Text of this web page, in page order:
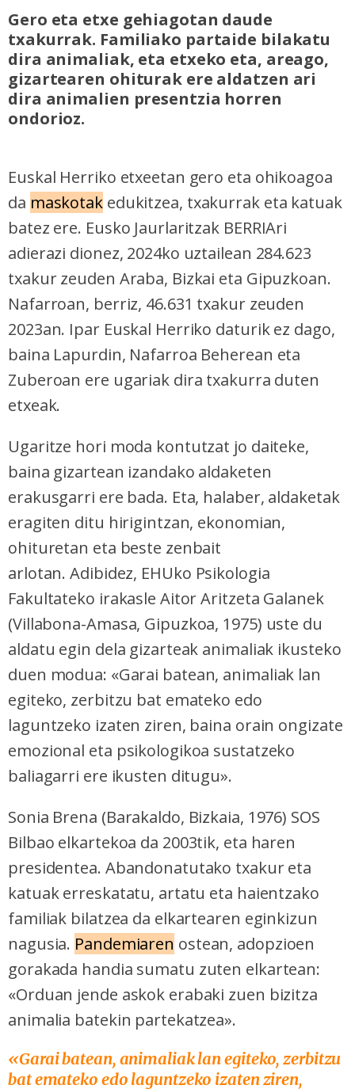
Gero eta etxe gehiagotan daude
txakurrak. Familiako partaide bilakatu
dira animaliak, eta etxeko eta, areago,
gizartearen ohiturak ere aldatzen ari
dira animalien presentzia horren
ondorioz.
Euskal Herriko etxeetan gero eta ohikoagoa
da maskotakedukitzea, txakurrak eta katuak
batez ere. Eusko Jaurlaritzak BERRIAri
adierazi dionez, 2024ko uztailean 284.623
txakur zeuden Araba, Bizkai eta Gipuzkoan.
Nafarroan, berriz, 46.631 txakur zeuden
2023an. Ipar Euskal Herriko daturik ez dago,
baina Lapurdin, Nafarroa Beherean eta
Zuberoan ere ugariak dira txakurra duten
etxeak.
Ugaritze hori moda kontutzat jo daiteke,
baina gizartean izandako aldaketen
erakusgarri ere bada. Eta, halaber, aldaketak
eragiten ditu hirigintzan, ekonomian,
ohituretan eta beste zenbait
arlotan.Adibidez, EHUko Psikologia
Fakultateko irakasle Aitor Aritzeta Galanek
(Villabona-Amasa, Gipuzkoa, 1975) uste du
aldatu egin dela gizarteak animaliak ikusteko
duen modua: «Garai batean, animaliak lan
egiteko, zerbitzu bat emateko edo
laguntzeko izaten ziren, baina orain ongizate
emozional eta psikologikoa sustatzeko
baliagarri ere ikusten ditugu».
Sonia Brena (Barakaldo, Bizkaia, 1976) SOS
Bilbao elkartekoa da 2003tik, eta haren
presidentea. Abandonatutako txakur eta
katuak erreskatatu, artatu eta haientzako
familiak bilatzea da elkartearen eginkizun
nagusia. Pandemiaren ostean, adopzioen
gorakada handia sumatu zuten elkartean:
«Orduan jende askok erabaki zuen bizitza
animalia batekin partekatzea».
«Garai batean, animaliak lan egiteko, zerbitzu
bat emateko edo laguntzeko izaten ziren,